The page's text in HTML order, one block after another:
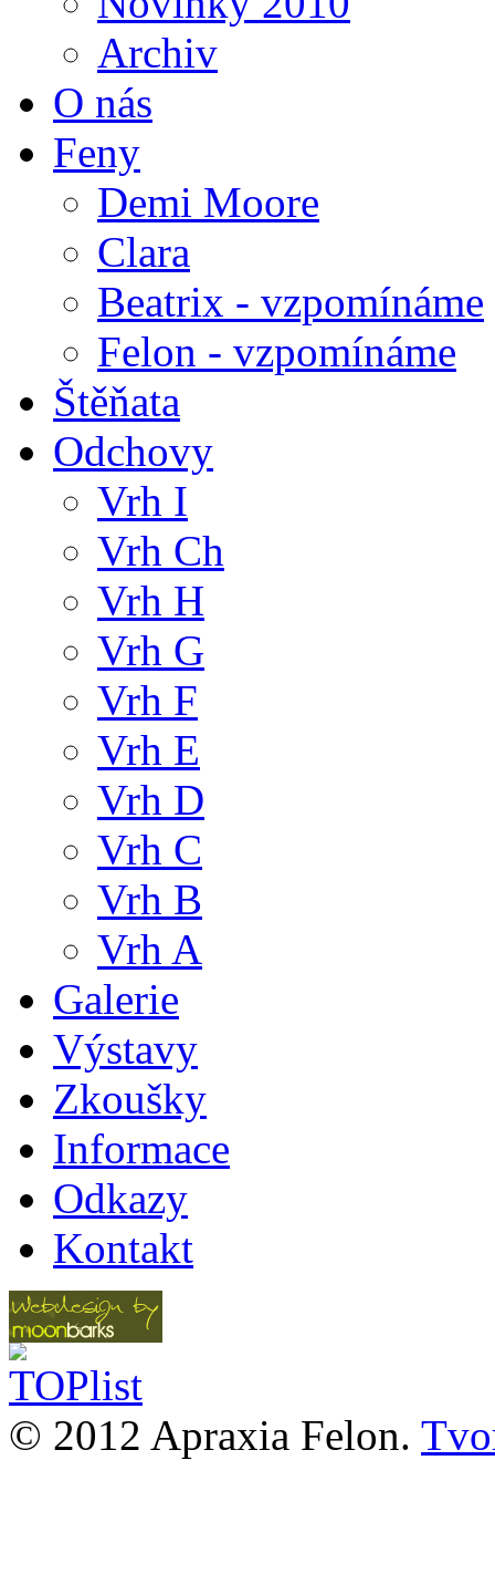
Archiv
O nás
Feny
Demi Moore
Clara
Beatrix - vzpomínáme
Felon - vzpomínáme
Štěňata
Odchovy
Vrh I
Vrh Ch
Vrh H
Vrh G
Vrh F
Vrh E
Vrh D
Vrh C
Vrh B
Vrh A
Galerie
Výstavy
Zkoušky
Informace
Odkazy
Kontakt
© 2012 Apraxia Felon.